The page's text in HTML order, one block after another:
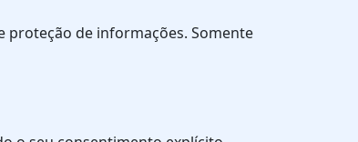
proteção de informações. Somente